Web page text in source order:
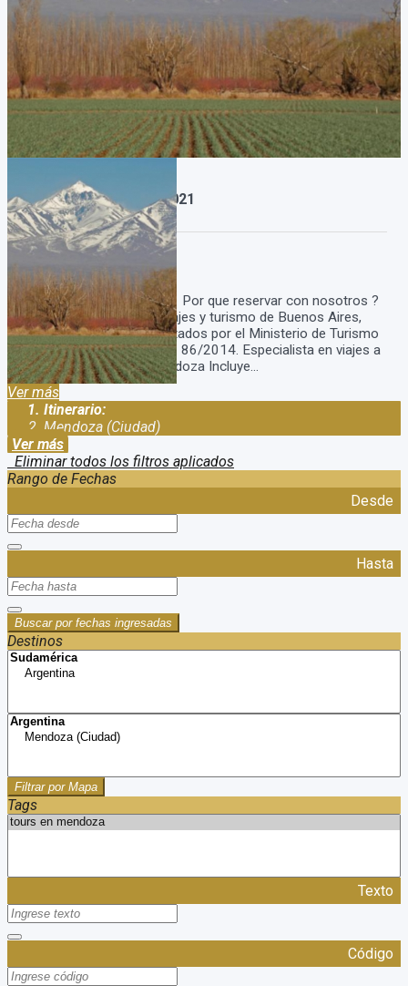
Paquete a Mendoza 2021
Duración:
Días 3 Noches
Paquete a Mendoza 2021 Por que reservar con nosotros ?
Somos una agencia de viajes y turismo de Buenos Aires,
Argentina. Estamos habilitados por el Ministerio de Turismo
con el legajo: 15.785 disp. 86/2014. Especialista en viajes a
Mendoza. Paquete a Mendoza Incluye...
Ver más
Itinerario:
Mendoza (Ciudad)
Ver más
Eliminar todos los filtros aplicados
Rango de Fechas
Desde
Hasta
Buscar por fechas ingresadas
Destinos
Filtrar por Mapa
Tags
Texto
Código